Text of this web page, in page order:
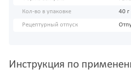
Кол-во в упаковке 40 г
Рецептурный отпуск
Инструкция по